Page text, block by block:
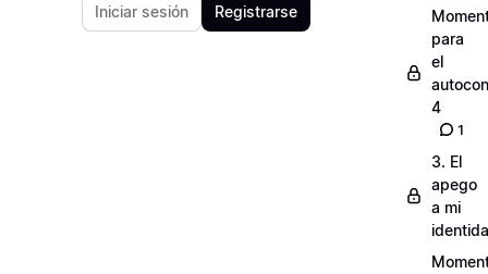
Iniciar sesión Registrarse
para
el
4
1
3. El
apego
a mi